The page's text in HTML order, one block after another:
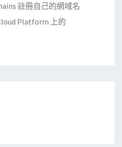
註冊自己的網域名
Platform 上的